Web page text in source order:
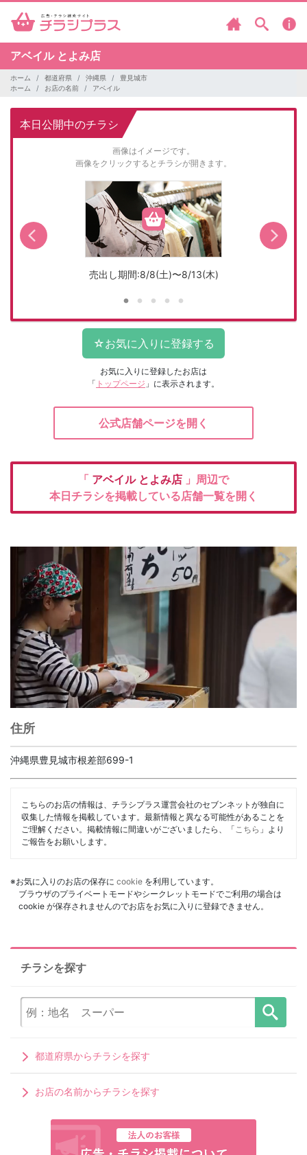
アベイル とよみ店
ホーム 都道府県 沖縄県
豊見城市
ホーム
お店の名前 アベイル
本日公開中のチラシ
画像はイメージです。
画像をクリックするとチラシが開きます。
売出し期間:8/8(土)〜8/13(木)
お気に入りに登録したお店は
「 トップページ 」に表示されます。
公式店舗ページを開く
「 アベイル とよみ店 」周辺で
本日チラシを掲載している店舗一覧を開く
住所
沖縄県豊見城市根差部699-1
こちらのお店の情報は、チラシプラス運営会社のセブンネットが独自に
収集した情報を掲載しています。最新情報と異なる可能性があることを
ご理解ください。掲載情報に間違いがございましたら、「 こちら 」より
ご報告をお願いします。
※お気に入りのお店の保存に cookie を利用しています。
ブラウザのプライベートモードやシークレットモードでご利用の場合は
cookie が保存されませんのでお店をお気に入りに登録できません。
チラシを探す
都道府県からチラシを探す
お店の名前からチラシを探す